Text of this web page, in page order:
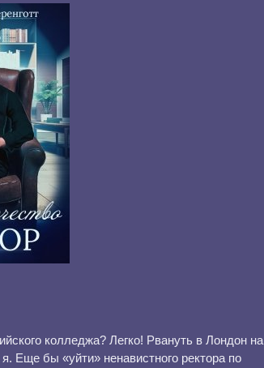
колледжа? Легко! Рвануть в Лондон на
Еще бы «уйти» ненавистного ректора по